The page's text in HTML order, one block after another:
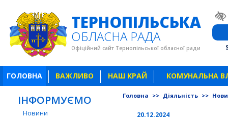
ТЕРНОПІЛЬСЬКА
ОБЛАСНА РАДА
Офіційний сайт Тернопільської обласної ради
ГОЛОВНА ВАЖЛИВО НАШ КРАЙ КОМУНАЛЬНА
ІНФОРМУЄМО
Новини
Головна >> Діяльність >>
20.12.2024